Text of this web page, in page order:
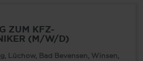
ZUM KFZ-
(M/W/D)
Lüchow, Bad Bevensen, Winsen,